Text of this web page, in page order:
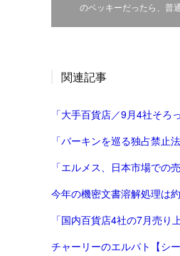
のベッキーだったら、普
関連記事
「大手百貨店／9月4社そろ
「バーキンを巡る独占禁止
「エルメス、日本市場での
今年の機密文書溶解処理は約
「国内百貨店4社の7月売
チャーリーのエルパト【シ